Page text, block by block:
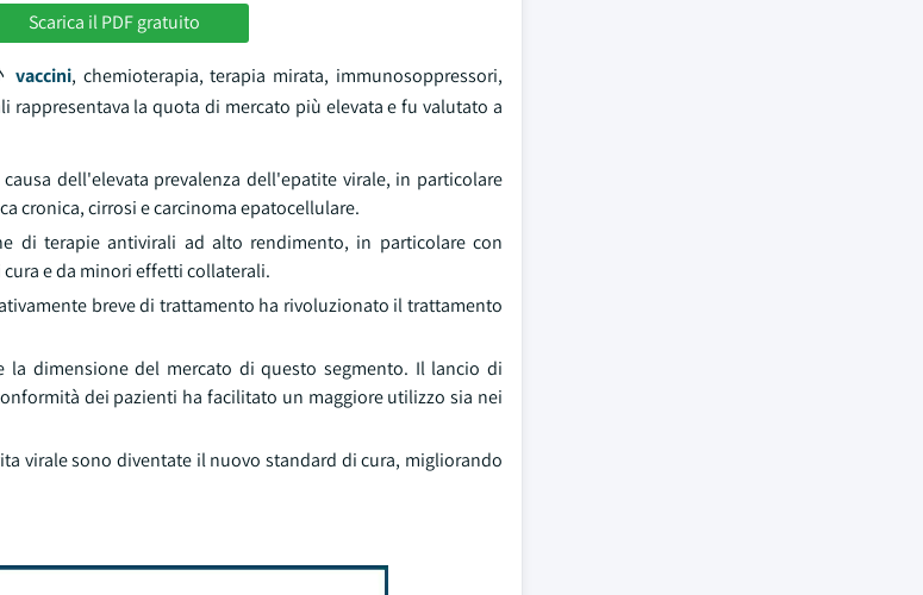
Scarica il PDF gratuito
vaccini, chemioterapia, terapia mirata, immunosoppressori,
la quota di mercato più elevata e fu valutato a
dell'elevata prevalenza dell'epatite virale, in particolare
cronica, cirrosi e carcinoma epatocellulare.
di terapie antivirali ad alto rendimento, in particolare con
e da minori effetti collaterali.
breve di trattamento ha rivoluzionato il trattamento
dimensione del mercato di questo segmento. Il lancio di
dei pazienti ha facilitato un maggiore utilizzo sia nei
virale sono diventate il nuovo standard di cura, migliorando